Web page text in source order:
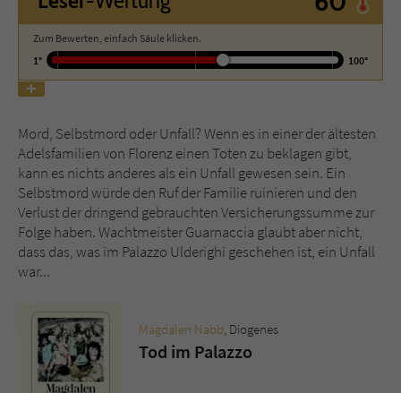
Zum Bewerten, einfach Säule klicken.
1°
100°
Mord, Selbstmord oder Unfall? Wenn es in einer der ältesten
Adelsfamilien von Florenz einen Toten zu beklagen gibt,
kann es nichts anderes als ein Unfall gewesen sein. Ein
Selbstmord würde den Ruf der Familie ruinieren und den
Verlust der dringend gebrauchten Versicherungssumme zur
Folge haben. Wachtmeister Guarnaccia glaubt aber nicht,
dass das, was im Palazzo Ulderighi geschehen ist, ein Unfall
war...
Magdalen Nabb, Diogenes
Tod im Palazzo
Name tx_pwcomments_ahash
Anbieter Literatur-Couch Medien GmbH & Co. KG
Laufzeit 1 Jahr
Cookie für Kommentare einzelner Buchtitel
Name fe_typo_user
Anbieter
Zweck
Dieses Cookie gewährleistet die